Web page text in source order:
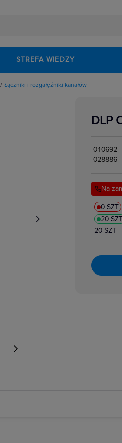
STREFA WIEDZY
Łączniki i rozgałęźniki kanałów
DLP
010692
028886
Na
0 SZT
20
20 SZT